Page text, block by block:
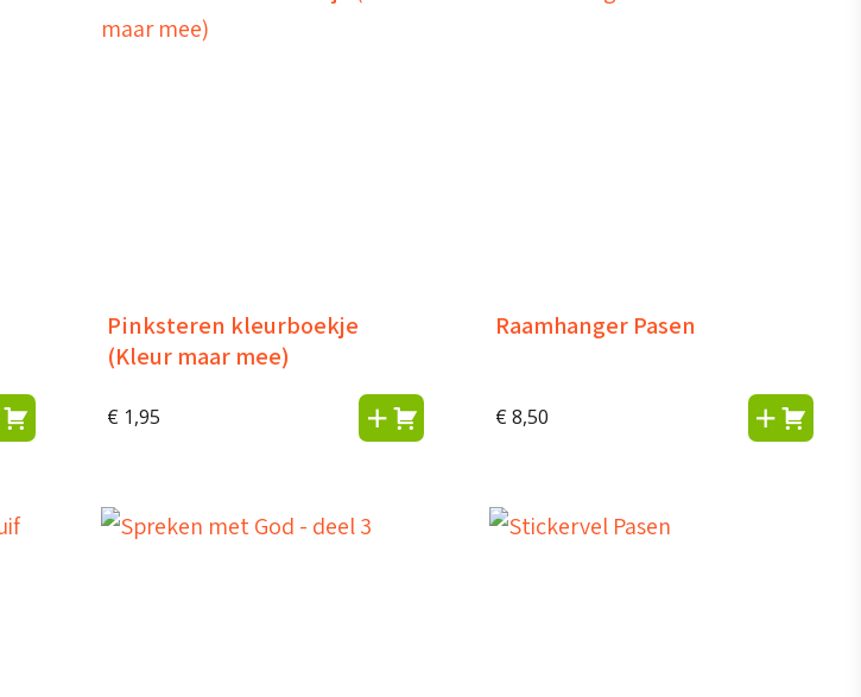
Pinksteren kleurboekje
(Kleur maar mee)
€ 1,95
Raamhanger Pasen
€ 8,50